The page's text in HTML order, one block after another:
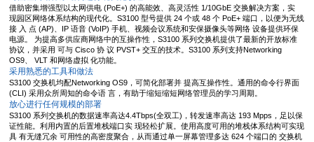
借助密集增强型以太网供电 (PoE+) 的高能效、高灵活性 1/10GbE 交换解决方案，实
现园区网络体系结构的现代化。S3100 型号提供 24 个或 48 个 PoE+ 端口，以便为无线
接 入 点 (AP)、IP 语音 (VoIP) 手机、视频会议系统和安保摄像头等网络 设备提供环保
电源。 为提高多供应商网络中的互操作性，S3100 系列交换机提供了最新的开放标准
协议，并采用 可与 Cisco 协 议 PVST+ 交互的技术。S3100 系列支持Networking
OS9、 VLT 和网络虚拟 化功能。
采用熟悉的工具和做法
S3100 交换机均配Networking OS9，可简化部署并 提高互操作性。通用的命令行界面
(CLI) 采用众所周知的命令语 言，有助于缩短缩短网络管理员的学习周期。
放心进行任何规模的部署
S3100 系列交换机的数据速率高达4.4Tbps(全双工)，转发速率高达 193 Mpps，足以保
证性能。利用内置的后置堆栈端口实 现轻松扩展。使用高度可用的堆栈体系结构可实现
具 有无缝冗余 可用性的高密度聚合，从而通过单一屏幕管理多达 624 个端口的 交换机